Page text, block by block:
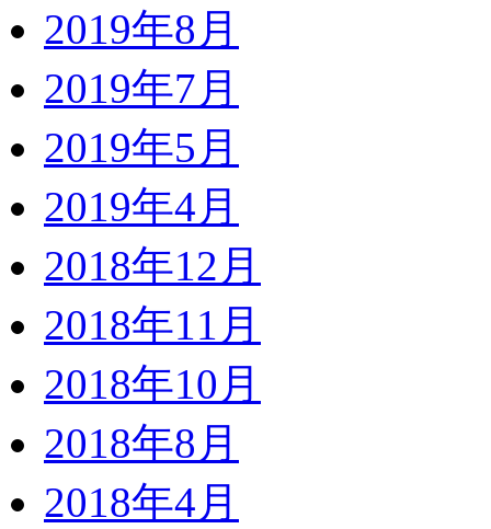
2019年8月
2019年7月
2019年5月
2019年4月
2018年12月
2018年11月
2018年10月
2018年8月
2018年4月